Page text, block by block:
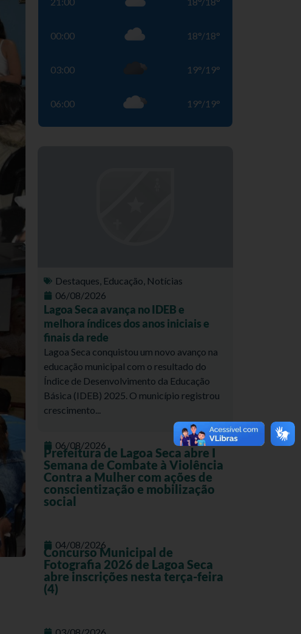
00:00 18°/18°
03:00 19°/19°
06:00 19°/19°
Destaques, Educação, Notícias
06/08/2026
Lagoa Seca avança no IDEB e
melhora índices dos anos iniciais e
finais da rede
Lagoa Seca conquistou um novo avanço na
educação municipal com o resultado do
Índice de Desenvolvimento da Educação
Básica (IDEB) 2025. O município registrou
crescimento...
06/08/2026
Prefeitura de Lagoa Seca abre I
Semana de Combate à Violência
Contra a Mulher com ações de
conscientização e mobilização
social
04/08/2026
Concurso Municipal de
Fotografia 2026 de Lagoa Seca
abre inscrições nesta terça-feira
(4)